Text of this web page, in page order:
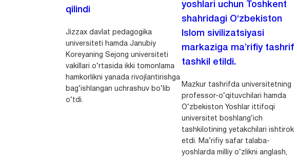
qilindi
Jizzax davlat pedagogika
universiteti hamda Janubiy
Koreyaning Sejong universiteti
vakillari o‘rtasida ikki tomonlama
hamkorlikni yanada rivojlantirishga
bag‘ishlangan uchrashuv bo‘lib
o‘tdi.
yoshlari uchun Toshkent
shahridagi O‘zbekiston
Islom sivilizatsiyasi
markaziga ma’rifiy tashrif
tashkil etildi.
Mazkur tashrifda universitetning
professor-o‘qituvchilari hamda
O‘zbekiston Yoshlar ittifoqi
universitet boshlang‘ich
tashkilotining yetakchilari ishtirok
etdi. Ma’rifiy safar talaba-
yoshlarda milliy o‘zlikni anglash,